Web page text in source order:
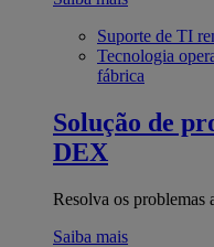
Suporte de TI
Tecnologia
fábrica
Solução de
DEX
Resolva os problemas
Saiba mais